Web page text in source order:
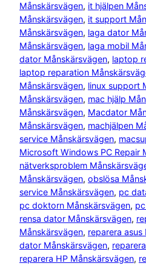
Månskärsvägen, it hjälpen
Månskärsvägen, it support
Månskärsvägen, laga dator
Månskärsvägen, laga mobil
dator Månskärsvägen, laptop
laptop reparation
Månskärsvägen, linux support
Månskärsvägen, mac hjälp
Månskärsvägen, Macdator
Månskärsvägen, machjälpen
service Månskärsvägen,
Microsoft Windows PC Repair
nätverksproblem
Månskärsvägen, obslösa
service Månskärsvägen, pc
pc doktorn Månskärsvägen,
rensa dator Månskärsvägen,
Månskärsvägen, reparera
dator Månskärsvägen,
reparera HP Månskärsvägen,